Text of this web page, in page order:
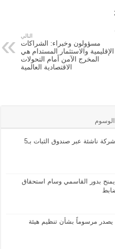
التالي
مسؤولون وخبراء: الشراكات
الإقليمية والاستثمار المستدام هي
المخرج الآمن أمام التحولات
الاقتصادية العالمية
الوسوم
“شراع” يدعم 60 شركة ناشئة عبر صندوق الثبات بـ5
يمنح بدور القاسمي وسام استحقاق
مرسوماً بشأن تنظيم هيئة